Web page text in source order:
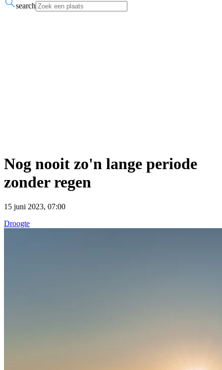
search
Nog nooit zo'n lange periode
zonder regen
15 juni 2023, 07:00
Droogte